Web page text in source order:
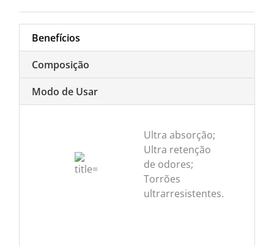
Benefícios
Composição
Modo de Usar
Ultra absorção;
Ultra retenção
de odores;
Torrões
ultrarresistentes.